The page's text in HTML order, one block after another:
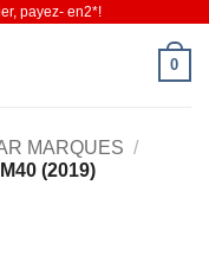
payez- en2*!
0
MARQUES /
(2019)